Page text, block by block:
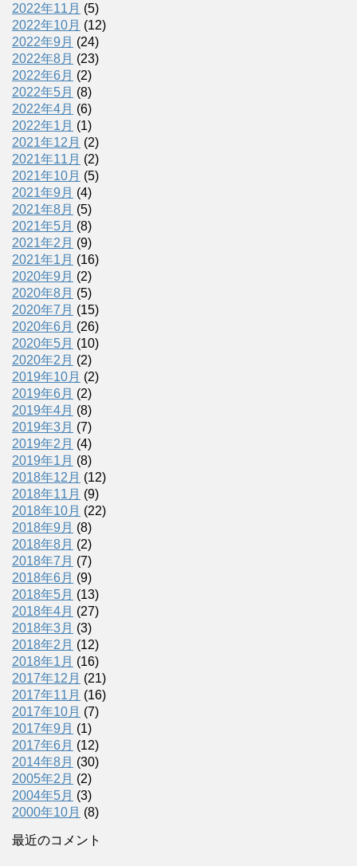
2022年11月 (5)
2022年10月 (12)
2022年9月 (24)
2022年8月 (23)
2022年6月 (2)
2022年5月 (8)
2022年4月 (6)
2022年1月 (1)
2021年12月 (2)
2021年11月 (2)
2021年10月 (5)
2021年9月 (4)
2021年8月 (5)
2021年5月 (8)
2021年2月 (9)
2021年1月 (16)
2020年9月 (2)
2020年8月 (5)
2020年7月 (15)
2020年6月 (26)
2020年5月 (10)
2020年2月 (2)
2019年10月 (2)
2019年6月 (2)
2019年4月 (8)
2019年3月 (7)
2019年2月 (4)
2019年1月 (8)
2018年12月 (12)
2018年11月 (9)
2018年10月 (22)
2018年9月 (8)
2018年8月 (2)
2018年7月 (7)
2018年6月 (9)
2018年5月 (13)
2018年4月 (27)
2018年3月 (3)
2018年2月 (12)
2018年1月 (16)
2017年12月 (21)
2017年11月 (16)
2017年10月 (7)
2017年9月 (1)
2017年6月 (12)
2014年8月 (30)
2005年2月 (2)
2004年5月 (3)
2000年10月 (8)
最近のコメント